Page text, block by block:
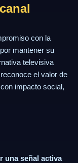
con la
mantener su
televisiva
el valor de
impacto social,
una señal activa